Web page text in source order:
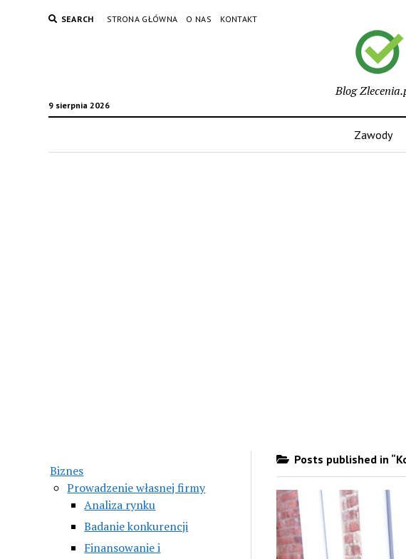
SEARCH STRONA GŁÓWNA O NAS KONTAKT
9 sierpnia 2026
Blog
Zawody
Biznes
Prowadzenie własnej firmy
Analiza rynku
Badanie konkurencji
Finansowanie i
Posts published in